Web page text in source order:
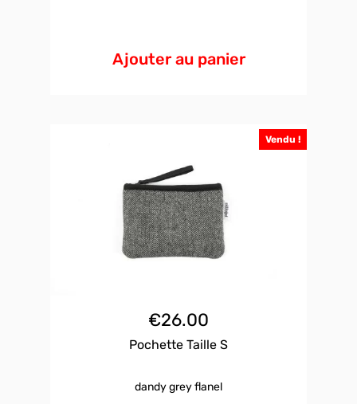
Ajouter au panier
Vendu !
€26.00
Pochette Taille S
dandy grey flanel